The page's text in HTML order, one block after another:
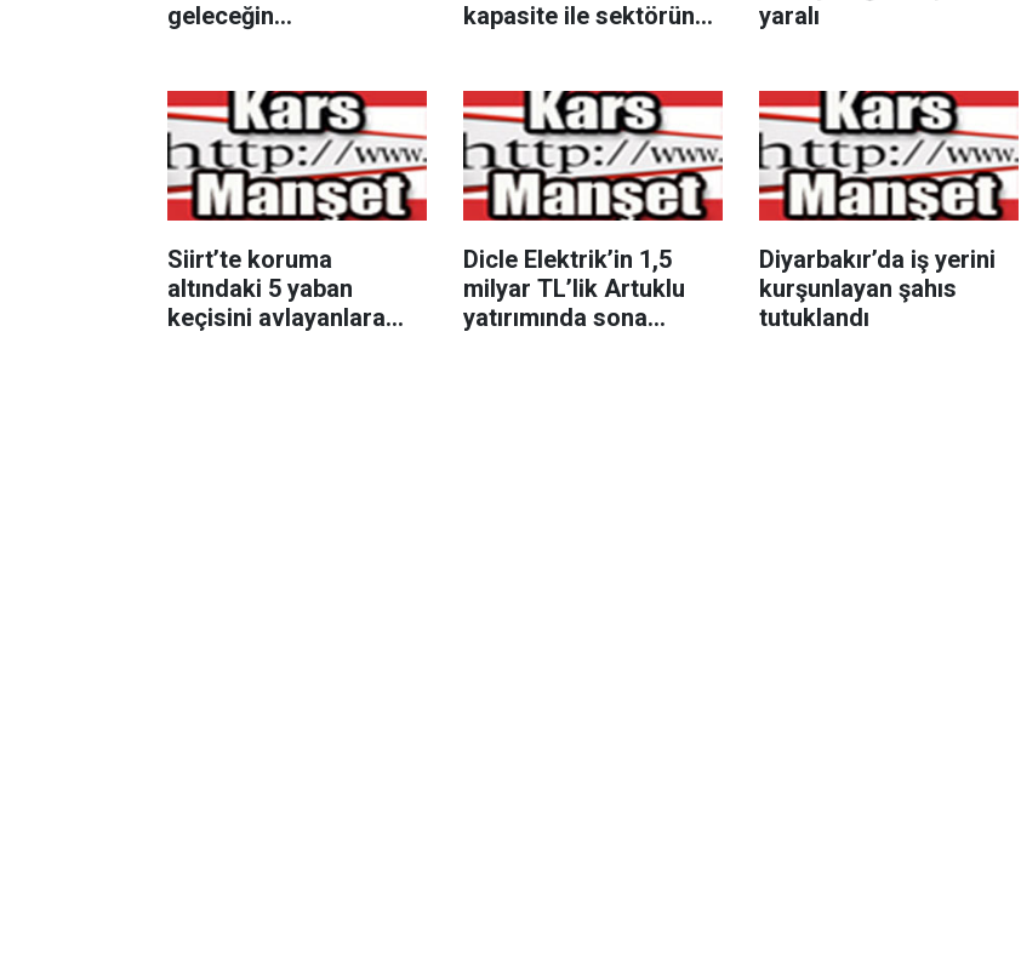
geleceğin
kapasite ile sektörün
yaralı
Siirt’te koruma
altındaki 5 yaban
keçisini avlayanlara
Dicle Elektrik’in 1,5
milyar TL’lik Artuklu
yatırımında sona
Diyarbakır’da iş yerini
kurşunlayan şahıs
tutuklandı